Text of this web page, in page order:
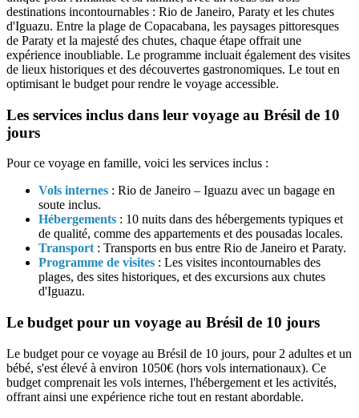
destinations incontournables : Rio de Janeiro, Paraty et les chutes
d'Iguazu. Entre la plage de Copacabana, les paysages pittoresques
de Paraty et la majesté des chutes, chaque étape offrait une
expérience inoubliable. Le programme incluait également des visites
de lieux historiques et des découvertes gastronomiques. Le tout en
optimisant le budget pour rendre le voyage accessible.
Les services inclus dans leur voyage au Brésil de 10
jours
Pour ce voyage en famille, voici les services inclus :
Vols internes : Rio de Janeiro – Iguazu avec un bagage en
soute inclus.
Hébergements : 10 nuits dans des hébergements typiques et
de qualité, comme des appartements et des pousadas locales.
Transport: Transports en bus entre Rio de Janeiro et Paraty.
Programme de visites : Les visites incontournables des
plages, des sites historiques, et des excursions aux chutes
d'Iguazu.
Le budget pour un voyage au Brésil de 10 jours
Le budget pour ce voyage au Brésil de 10 jours, pour 2 adultes et un
bébé, s'est élevé à environ 1050€ (hors vols internationaux). Ce
budget comprenait les vols internes, l'hébergement et les activités,
offrant ainsi une expérience riche tout en restant abordable.